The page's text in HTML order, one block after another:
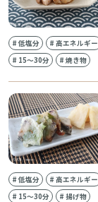
#低塩分 #高エネルギー
# 15〜30分 #焼き物
#低塩分 #高エネルギー
# 15〜30分 #揚げ物